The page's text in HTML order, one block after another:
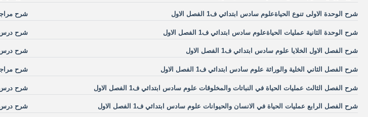
شرح الوحدة الاولى تنوع الحياةعلوم سادس ابتدائي ف1 الفصل الاول
شرح الوحدة الثانية عمليات الحياةعلوم سادس ابتدائي ف1 الفصل الاول
شرح الفصل الاول الخلايا علوم سادس ابتدائي ف1 الفصل الاول
شرح الفصل الثاني الخلية والوراثة علوم سادس ابتدائي ف1 الفصل الاول
شرح الفصل الثالث عمليات الحياة في النباتات والمخلوقات علوم سادس ابتدائي ف1 الفصل الاول
شرح الفصل الرابع عمليات الحياة في الانسان والحيوانات علوم سادس ابتدائي ف1 الفصل الاول
شرح
شرح درس
شرح درس
شرح
شرح درس
شرح درس